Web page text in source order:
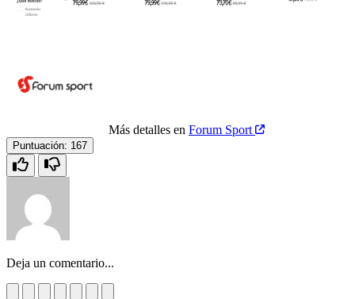
Más detalles en Forum Sport
Puntuación: 167
Deja un comentario...